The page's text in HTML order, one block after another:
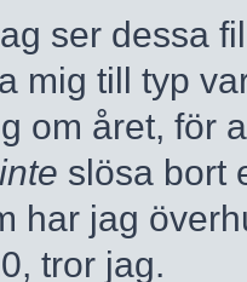
ser dessa
mig till typ
om året, för
inte slösa bort
har jag
tror jag.